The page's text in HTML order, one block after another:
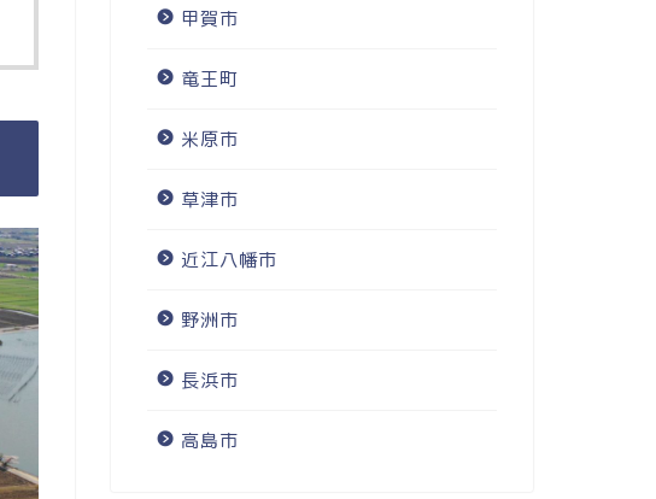
甲賀市
竜王町
米原市
草津市
近江八幡市
野洲市
長浜市
高島市